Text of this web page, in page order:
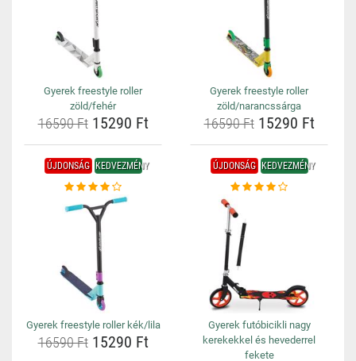
Gyerek freestyle roller
zöld/fehér
16590 Ft15290 Ft
Gyerek freestyle roller
zöld/narancssárga
16590 Ft15290 Ft
ÚJDONSÁG KEDVEZMÉNY
Gyerek freestyle roller kék/lila
16590 Ft15290 Ft
ÚJDONSÁG KEDVEZMÉNY
Gyerek futóbicikli nagy
kerekekkel és hevederrel
fekete